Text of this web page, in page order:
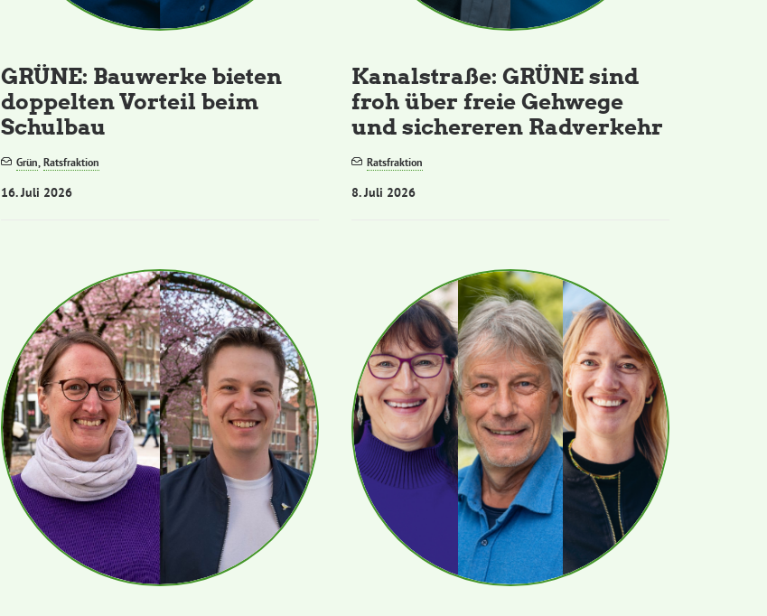
GRÜNE: Bauwerke bieten
doppelten Vorteil beim
Schulbau
Grün,Ratsfraktion
16. Juli 2026
Kanalstraße: GRÜNE sind
froh über freie Gehwege
und sichereren Radverkehr
Ratsfraktion
8. Juli 2026